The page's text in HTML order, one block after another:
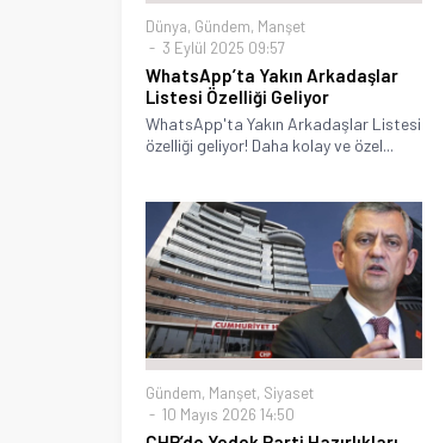
Dünya, Gündem, Manşet
3 Eylül 2025 09:57
WhatsApp’ta Yakın Arkadaşlar
Listesi Özelliği Geliyor
WhatsApp'ta Yakın Arkadaşlar Listesi
özelliği geliyor! Daha kolay ve özel...
Gündem, Manşet, Siyaset
10 Mayıs 2026 14:50